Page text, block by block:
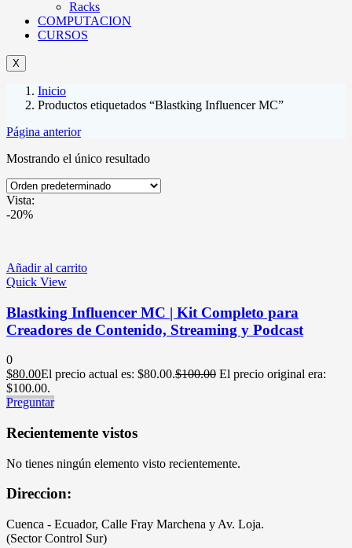
Racks
COMPUTACION
CURSOS
X
Inicio
Productos etiquetados “Blastking Influencer MC”
Página anterior
Mostrando el único resultado
Vista:
-20%
Añadir al carrito
Quick View
Blastking Influencer MC | Kit Completo para
Creadores de Contenido, Streaming y Podcast
0
$80.00El precio actual es: $80.00.$100.00 El precio original era:
$100.00.
Preguntar
Recientemente vistos
No tienes ningún elemento visto recientemente.
Direccion:
Cuenca - Ecuador, Calle Fray Marchena y Av. Loja.
(Sector Control Sur)